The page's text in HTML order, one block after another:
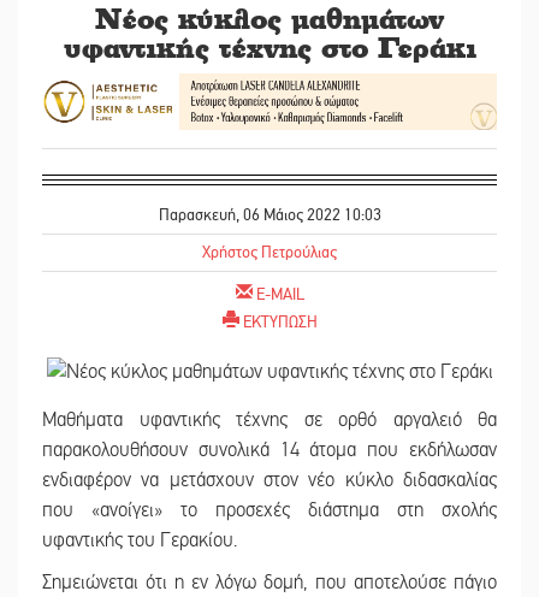
Νέος κύκλος μαθημάτων
υφαντικής τέχνης στο Γεράκι
Παρασκευή, 06 Μάιος 2022 10:03
Χρήστος Πετρούλιας
E-MAIL
ΕΚΤΥΠΩΣΗ
Μαθήματα υφαντικής τέχνης σε ορθό αργαλειό θα
παρακολουθήσουν συνολικά 14 άτομα που εκδήλωσαν
ενδιαφέρον να μετάσχουν στον νέο κύκλο διδασκαλίας
που «ανοίγει» το προσεχές διάστημα στη σχολής
υφαντικής του Γερακίου.
Σημειώνεται ότι η εν λόγω δομή, που αποτελούσε πάγιο